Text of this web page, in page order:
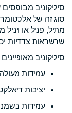
סיליקונים מבוססים
סוג זה של
מתיל, פניל או
שרשראות צדדיות
סיליקונים
עמידות
יציבות
עמידות